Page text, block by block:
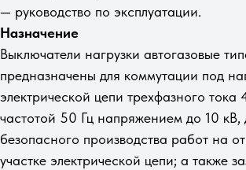
— руководство по эксплуатации.
Назначение
Выключатели нагрузки автогазовые
предназначены для коммутации под
электрической цепи трехфазного
частотой 50 Гц напряжением до 10 кВ,
безопасного производства работ на
участке электрической цепи; а также